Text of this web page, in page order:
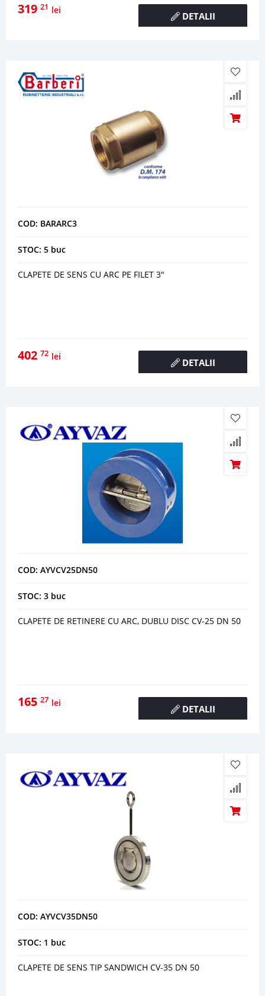
319 21 lei
DETALII
COD: BARARC3
STOC: 5 buc
CLAPETE DE SENS CU ARC PE FILET 3"
402 72 lei
DETALII
COD: AYVCV25DN50
STOC: 3 buc
CLAPETE DE RETINERE CU ARC, DUBLU DISC CV-25 DN 50
165 27 lei
DETALII
COD: AYVCV35DN50
STOC: 1 buc
CLAPETE DE SENS TIP SANDWICH CV-35 DN 50